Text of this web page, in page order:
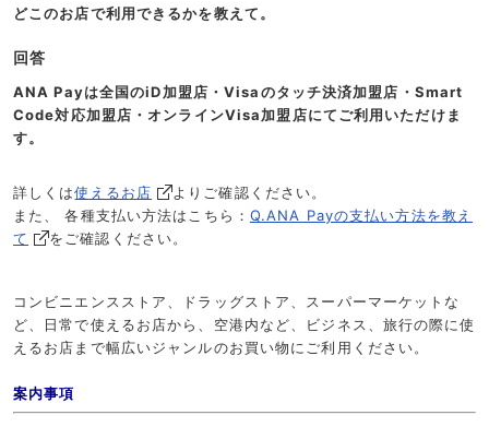
どこのお店で利用できるかを教えて。
回答
ANA Payは全国のiD加盟店・Visaのタッチ決済加盟店・Smart
Code対応加盟店・オンラインVisa加盟店にてご利用いただけま
す。
詳しくは使えるお店
よりご確認ください。
また、 各種支払い方法はこちら： Q.ANA Payの支払い方法を教え
て
をご確認ください。
コンビニエンスストア、ドラッグストア、スーパーマーケットな
ど、日常で使えるお店から、空港内など、ビジネス、旅行の際に使
えるお店まで幅広いジャンルのお買い物にご利用ください。
案内事項